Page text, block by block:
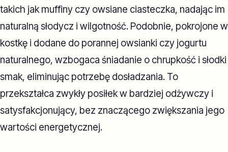
takich jak muffiny czy owsiane ciasteczka, nadając im
naturalną słodycz i wilgotność. Podobnie, pokrojone w
kostkę i dodane do porannej owsianki czy jogurtu
naturalnego, wzbogaca śniadanie o chrupkość i słodki
smak, eliminując potrzebę dosładzania. To
przekształca zwykły posiłek w bardziej odżywczy i
satysfakcjonujący, bez znaczącego zwiększania jego
wartości energetycznej.